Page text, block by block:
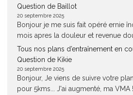
Question de Baillot
20 septembre 2025
Bonjour je me suis fait opéré ernie
mois apres la douleur et revenue
Tous nos plans d’entraînement en
Question de Kikie
20 septembre 2025
Bonjour, Je viens de suivre votre
pour 5kms... J'ai augmenté, ma VMA